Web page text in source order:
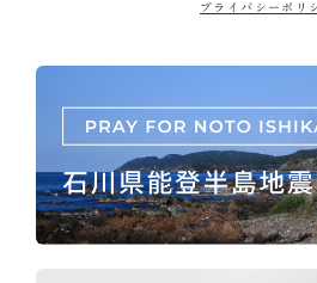
プライバシーポリ